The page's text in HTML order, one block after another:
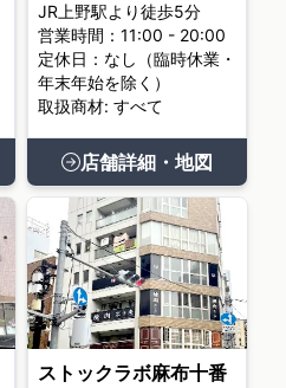
JR上野駅より徒歩5分
営業時間：11:00 - 20:00
定休日：なし（臨時休業・
年末年始を除く）
取扱商材: すべて
店舗詳細・地図
ストックラボ麻布十番